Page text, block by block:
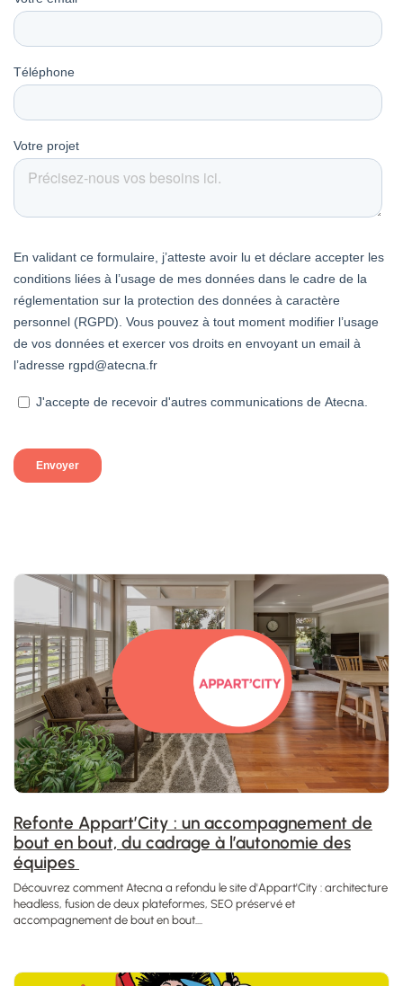
Refonte Appart’City : un accompagnement de
bout en bout, du cadrage à l’autonomie des
équipes
Découvrez comment Atecna a refondu le site d'Appart'City : architecture
headless, fusion de deux plateformes, SEO préservé et
accompagnement de bout en bout....